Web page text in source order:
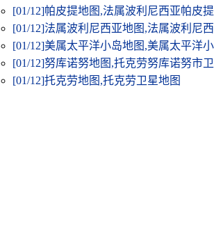
[01/12]帕皮提地图,法属波利尼西亚帕皮
[01/12]法属波利尼西亚地图,法属波利尼
[01/12]美属太平洋小岛地图,美属太平洋
[01/12]努库诺努地图,托克劳努库诺努市
[01/12]托克劳地图,托克劳卫星地图